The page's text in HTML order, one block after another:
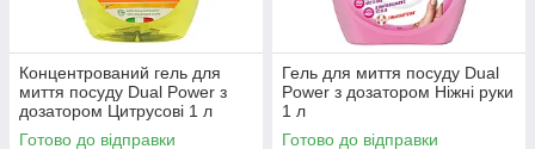
Концентрований гель для
миття посуду Dual Power з
дозатором Цитрусові 1 л
Готово до відправки
Гель для миття посуду Dual
Power з дозатором Ніжні руки
1 л
Готово до відправки